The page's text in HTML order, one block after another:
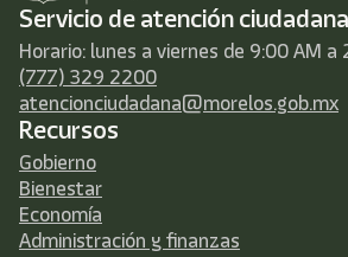
Servicio de atención ciudadana
Horario: lunes a viernes de 9:00 AM a
(777) 329 2200
atencionciudadana@morelos.gob.mx
Recursos
Gobierno
Bienestar
Economía
Administración y finanzas